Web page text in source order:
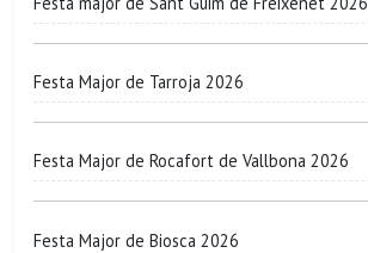
Festa Major de Tarroja 2026
Festa Major de Rocafort de Vallbona 2026
Festa Major de Biosca 2026